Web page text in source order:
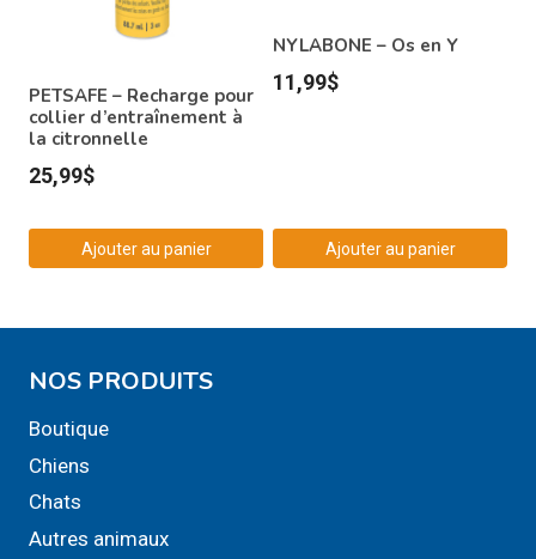
PETSAFE – Recharge pour
collier d’entraînement à
la citronnelle
25,99$
Ajouter au panier
NYLABONE – Os en Y
11,99$
Ajouter au panier
NOS PRODUITS
Boutique
Chiens
Chats
Autres animaux